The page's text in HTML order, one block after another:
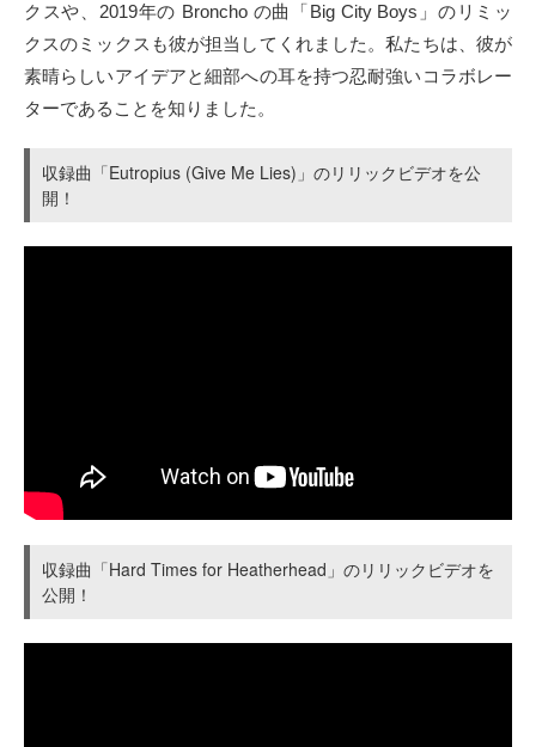
クスや、2019年の Broncho の曲「Big City Boys」のリミッ
クスのミックスも彼が担当してくれました。私たちは、彼が
素晴らしいアイデアと細部への耳を持つ忍耐強いコラボレー
ターであることを知りました。
収録曲「Eutropius (Give Me Lies)」のリリックビデオを公
開！
収録曲「Hard Times for Heatherhead」のリリックビデオを
公開！